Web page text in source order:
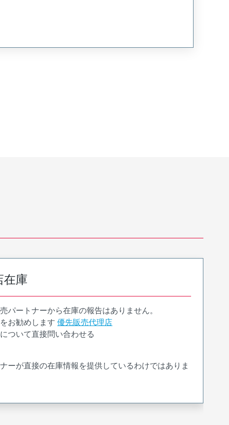
在庫
パートナーから在庫の報告はありません。
お勧めします 優先販売代理店
ついて直接問い合わせる
ーが直接の在庫情報を提供しているわけではありま